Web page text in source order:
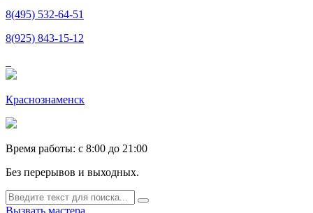
8(495) 532-64-51
8(925) 843-15-12
Краснознаменск
Время работы: c 8:00 до 21:00
Без перерывов и выходных.
Вызвать мастера